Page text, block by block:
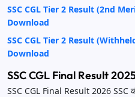
SSC CGL Tier 2 Result (2nd
Download
SSC CGL Tier 2 Result
Download
SSC CGL Final Result
SSC CGL Final Result 2026 SSC